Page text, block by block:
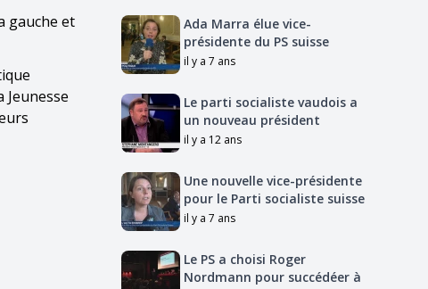
gauche et
Ada Marra élue vice-
présidente du PS suisse
il y a 7 ans
Le parti socialiste vaudois a
un nouveau président
il y a 12 ans
Une nouvelle vice-présidente
pour le Parti socialiste suisse
il y a 7 ans
Le PS a choisi Roger
Nordmann pour succédéer à